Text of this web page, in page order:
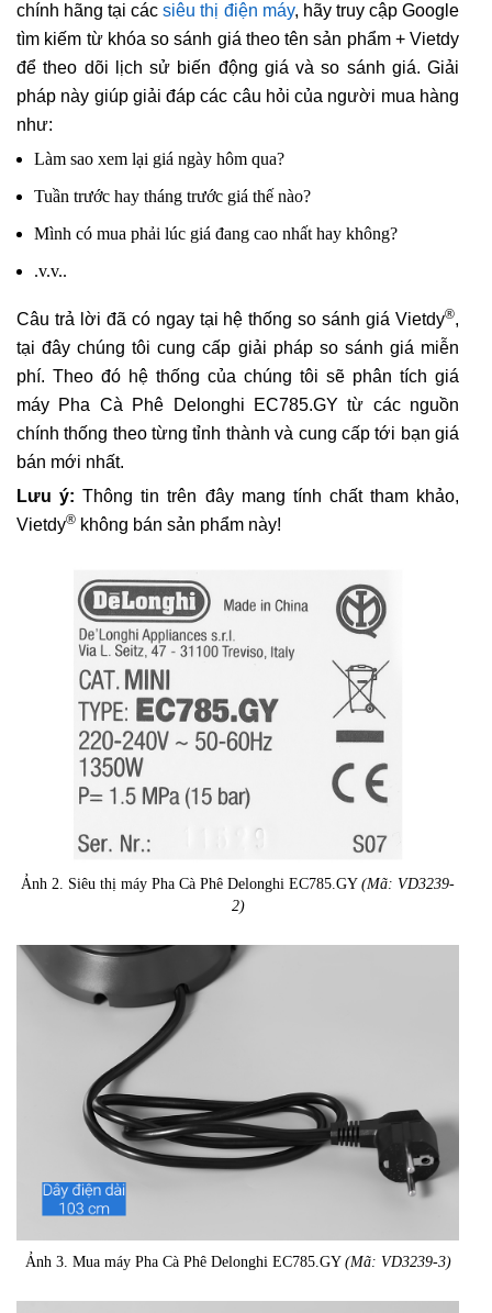
chính hãng tại cácsiêu thị điện máy, hãy truy cập Google
tìm kiếm từ khóa so sánh giá theo tên sản phẩm + Vietdy
để theo dõi lịch sử biến động giá và so sánh giá. Giải
pháp này giúp giải đáp các câu hỏi của người mua hàng
như:
Làm sao xem lại giá ngày hôm qua?
Tuần trước hay tháng trước giá thế nào?
Mình có mua phải lúc giá đang cao nhất hay không?
.v.v..
Câu trả lời đã có ngay tại hệ thống so sánh giá Vietdy®,
tại đây chúng tôi cung cấp giải pháp so sánh giá miễn
phí. Theo đó hệ thống của chúng tôi sẽ phân tích giá
máy Pha Cà Phê Delonghi EC785.GY từ các nguồn
chính thống theo từng tỉnh thành và cung cấp tới bạn giá
bán mới nhất.
Lưu ý: Thông tin trên đây mang tính chất tham khảo,
Vietdy® không bán sản phẩm này!
Ảnh 2. Siêu thị máy Pha Cà Phê Delonghi EC785.GY (Mã: VD3239-
2)
Ảnh 3. Mua máy Pha Cà Phê Delonghi EC785.GY (Mã: VD3239-3)